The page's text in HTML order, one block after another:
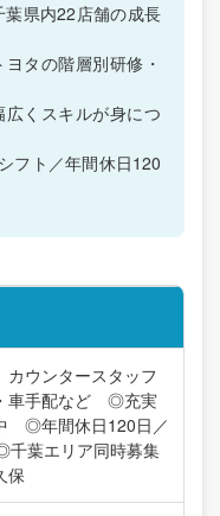
県内22店舗の成長
タの階層別研修・
くスキルが身につ
フト／年間休日120
ウンタースタッフ
車手配など ◎充実
◎年間休日120日／
葉エリア同時募集
保